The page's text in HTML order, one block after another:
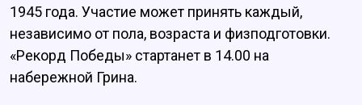
1945 года. Участие может принять каждый,
независимо от пола, возраста и физподготовки.
«Рекорд Победы» стартанет в 14.00 на
набережной Грина.